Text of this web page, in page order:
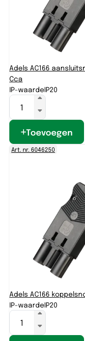
Adels AC166
Cca
IP-waardeIP20
Toevoegen
Art. nr. 6046250
Adels AC166
IP-waardeIP20